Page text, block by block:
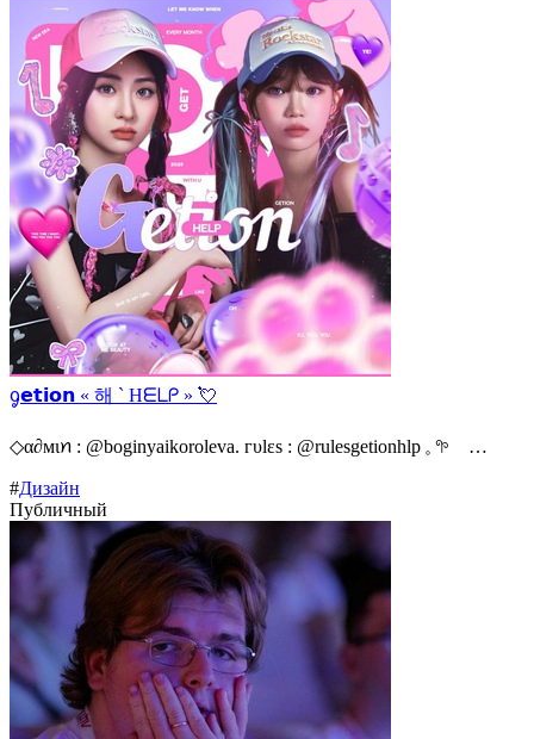
ᧁ𝗲𝘁𝗶𝗼𝗻 « 해 ` Hᗴᒪᑭ » 💘
◇α∂мιꪀ : @boginyaikoroleva. гυlεs : @rulesgetionhlp 𓈒 𖧧 …
#Дизайн
Публичный